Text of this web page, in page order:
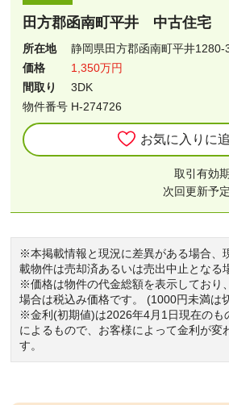
田方郡函南町平井 中古住宅
所在地
静岡県田方郡函南町平井1280-
価格
1,350万円
間取り
3DK
物件番号 H-274726
お気に入りに
取引有効
次回更新予
※本掲載情報と現況に差異がある場合、
載物件は売却済あるいは売出中止となる
※価格は物件の代金総額を表示しており
場合は税込み価格です。 (1000円未満は
※金利(初期値)は2026年4月1日現在のも
によるもので、お客様によって金利が変
す。